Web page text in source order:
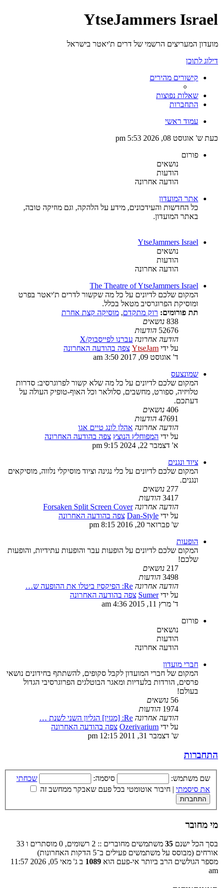
YtseJammers Israel
מועדון המעריצים הרשמי של דרים ת'יאטר בישראל
דילוג לתוכן
קישורים מהירים
שאלות נפוצות
התחברות
עמוד ראשי
כעת ש' אוגוסט 08, 2026 5:53 pm
פורום
נושאים
הודעות
הודעה אחרונה
אתר המועדון
כל החדשות והעידכונים, מידע על הלהקה, וגם מוזיקה טובה,
באתר המועדון.
YtseJammers Israel
נושאים
הודעות
הודעה אחרונה
The Theatre of YtseJammers Israel
המקום שלכם לדיונים על כל מה שקשור לדרים ת'יאטר בפרט
ומוסיקת הפרוגרסיב מטאל בכלל.
תת פורומים: רוק מתקדם, מוסיקה קצת אחרת
838 נושאים
52676 הודעות
הודעה אחרונה עברנו לפייסבוק/X
על ידי YtseJam צפה בהודעה האחרונה
ד' אוגוסט 09, 2017 3:50 am
שמונצעס
המקום שלכם לדיונים על כל מה שלא קשור לפרוגרסיב: סדרות
טלויזיה, ספורט, מחשבים, סלולאר וכל האוף-טופיק העולה על
דעתכם.
406 נושאים
47691 הודעות
הודעה אחרונה אהלן לונג טיים אגו
על ידי המפוחלץ הנוצץ צפה בהודעה האחרונה
א' דצמבר 22, 2024 9:15 pm
ציוד ונגנים
המקום שלכם לדיונים על כלי נגינה וציוד מוסיקלי נלווה, מוסיקאים
ונגנים.
277 נושאים
3417 הודעות
הודעה אחרונה Forsaken Split Screen Cover
על ידי Dan-Style צפה בהודעה האחרונה
ש' פברואר 20, 2016 8:15 pm
הופעות
המקום שלכם לדיונים על הופעות עבר והופעות עתידיות, והופעות
שלכם!
217 נושאים
3498 הודעות
הודעה אחרונה Re: הפיקסיז ביטלו את ההופעה ש…
על ידיSumer צפה בהודעה האחרונה
ד' מרץ 11, 2015 4:36 am
פורום
נושאים
הודעות
הודעה אחרונה
חברי מועדון
המקום של חברי המועדון לקבל סקופים, להשתתף בחידונים נושאי
פרסים, הורדות בלעדיות ומאגר הבוטלגים הפרוגרסיבי הגדול
בעולם!
56 נושאים
1974 הודעות
הודעה אחרונה Re: [מגזין] הגליון השני לשנת …
על ידי Ozerivarium צפה בהודעה האחרונה
ש' דצמבר 31, 2011 12:15 pm
התחברות
שם משתמש: סיסמה:
שכחתי
את סיסמתי | חיבור אוטומטי בכל פעם שאבקר ממחשב זה
מי מחובר
בסך הכל ישנם 35
משתמשים מחוברים :: 2 רשומים, 0 מוסתרים ו 33
אורחים (מבוסס על משתמשים פעילים ב־5 הדקות האחרונות)
מספר הגולשים הרב ביותר אי-פעם הוא 1089
ב ג' מאי 05, 2026 11:57
am